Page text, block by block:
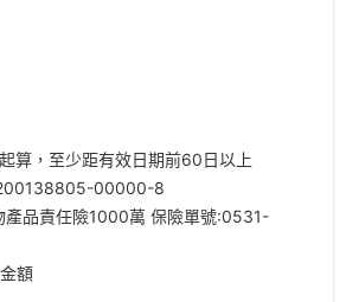
算，至少距有效日期前60日以上
00000-8
產品責任險1000萬 保險單號:0531-
額